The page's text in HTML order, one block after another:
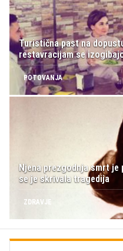
Turistična past na
restavracijam se
POTOVANJA
Njena prezgodnja smrt
se je skrivala tragedija
ZDRAVJE